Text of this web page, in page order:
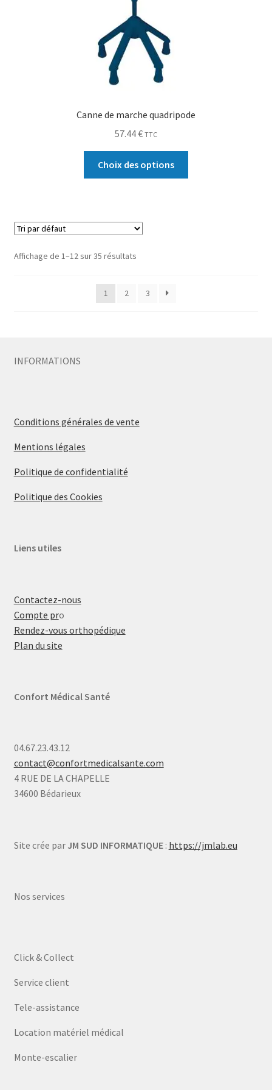
Canne de marche quadripode
57.44€ TTC
Choix des options
Affichage de 1–12 sur 35 résultats
1 2 3
INFORMATIONS
Conditions générales de vente
Mentions légales
Politique de confidentialité
Politique des Cookies
Liens utiles
Contactez-nous
Compte pro
Rendez-vous orthopédique
Plan du site
Confort Médical Santé
04.67.23.43.12
contact@confortmedicalsante.com
4 RUE DE LA CHAPELLE
34600 Bédarieux
Site crée par JM SUD INFORMATIQUE: https://jmlab.eu
Nos services
Click & Collect
Service client
Tele-assistance
Location matériel médical
Monte-escalier